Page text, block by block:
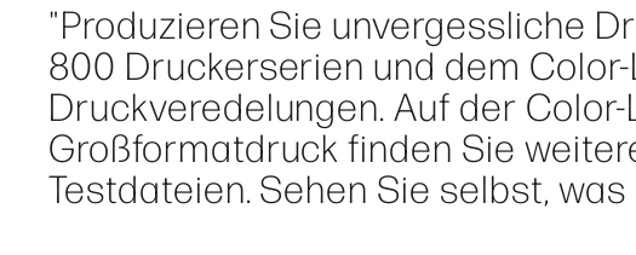
"Produzieren Sie unvergessliche
800 Druckerserien und dem
Druckveredelungen. Auf der
Großformatdruck finden Sie
Testdateien. Sehen Sie selbst,